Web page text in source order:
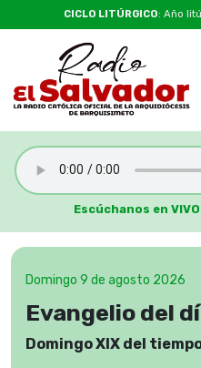
CICLO LITÚRGICO: Año
Escúchanos en
Domingo 9 de agosto 2026
Evangelio del
Domingo XIX del